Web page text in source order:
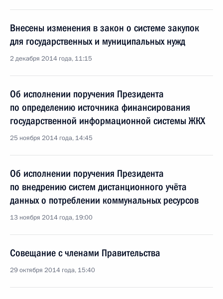
Внесены изменения в закон о системе закупок
для государственных и муниципальных нужд
2 декабря 2014 года, 11:15
Об исполнении поручения Президента
по определению источника финансирования
государственной информационной системы ЖКХ
25 ноября 2014 года, 14:45
Об исполнении поручения Президента
по внедрению систем дистанционного учёта
данных о потреблении коммунальных ресурсов
13 ноября 2014 года, 19:00
Совещание с членами Правительства
29 октября 2014 года, 15:40